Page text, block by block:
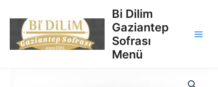
atla
Bi Dilim
Gaziantep
Sofrası
Menü